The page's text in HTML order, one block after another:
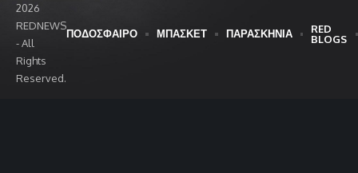
2026
REDNEWS
- All
Rights
Reserved.
ΠΟΔΟΣΦΑΙΡΟ ΜΠΑΣΚΕΤ ΠΑΡΑΣΚΗΝΙΑ
RED
BLOGS